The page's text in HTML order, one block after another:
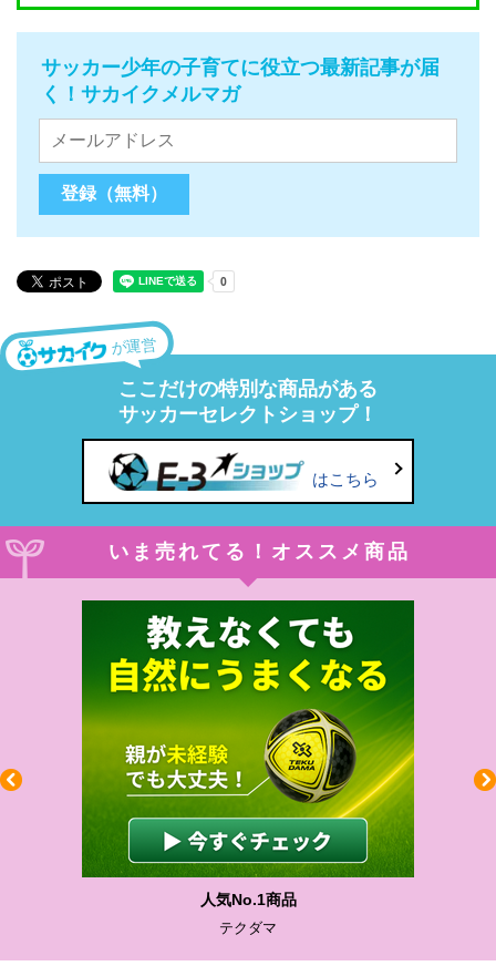
サッカー少年の子育てに役立つ最新記事が届
く！サカイクメルマガ
が運営
ここだけの特別な商品がある
サッカーセレクトショップ！
はこちら
いま売れてる！オススメ商品
人気No.1商品
テクダマ